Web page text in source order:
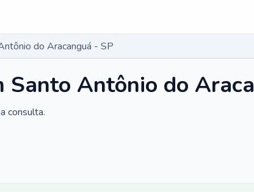
do Aracanguá - SP
Santo Antônio do
consulta.